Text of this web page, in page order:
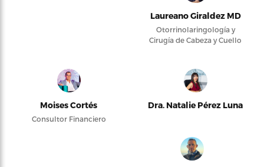
Laureano Giraldez MD
Otorrinolaringología y
Cirugía de Cabeza y Cuello
Moises Cortés
Consultor Financiero
Dra. Natalie Pérez Luna